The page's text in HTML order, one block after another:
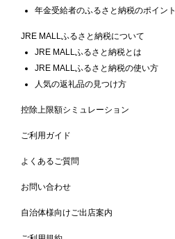
年金受給者のふるさと納税のポイント
JRE MALLふるさと納税について
JRE MALLふるさと納税とは
JRE MALLふるさと納税の使い方
人気の返礼品の見つけ方
控除上限額シミュレーション
ご利用ガイド
よくあるご質問
お問い合わせ
自治体様向けご出店案内